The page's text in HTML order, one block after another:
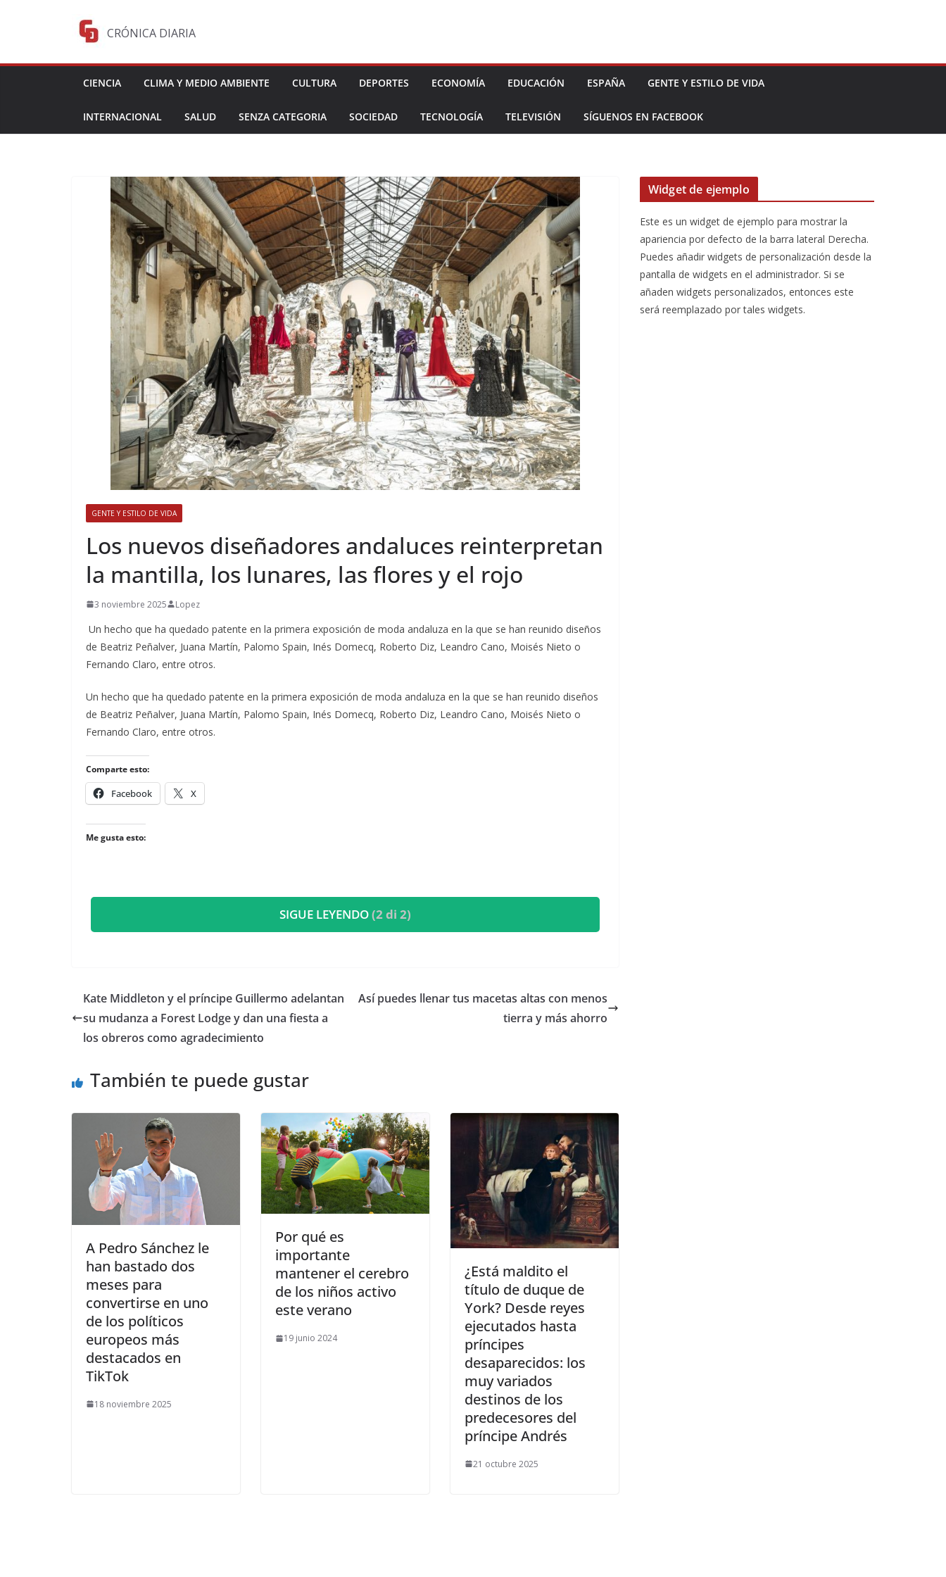
CRÓNICA DIARIA
CIENCIA CLIMA Y MEDIO AMBIENTE CULTURA DEPORTES ECONOMÍA EDUCACIÓN ESPAÑA GENTE Y ESTILO DE VIDA
INTERNACIONAL SALUD SENZA CATEGORIA SOCIEDAD TECNOLOGÍA TELEVISIÓN SÍGUENOS EN FACEBOOK
GENTE Y ESTILO DE VIDA
​Los nuevos diseñadores andaluces reinterpretan
la mantilla, los lunares, las flores y el rojo
3 noviembre 2025 Lopez
Un hecho que ha quedado patente en la primera exposición de moda andaluza en la que se han reunido diseños
de Beatriz Peñalver, Juana Martín, Palomo Spain, Inés Domecq, Roberto Diz, Leandro Cano, Moisés Nieto o
Fernando Claro, entre otros.
​Un hecho que ha quedado patente en la primera exposición de moda andaluza en la que se han reunido diseños
de Beatriz Peñalver, Juana Martín, Palomo Spain, Inés Domecq, Roberto Diz, Leandro Cano, Moisés Nieto o
Fernando Claro, entre otros.
Comparte esto:
Facebook X
Me gusta esto:
SIGUE LEYENDO(2 di 2)
​Kate Middleton y el príncipe Guillermo adelantan
su mudanza a Forest Lodge y dan una fiesta a
los obreros como agradecimiento
Así puedes llenar tus macetas altas con menos
tierra y más ahorro
También te puede gustar
​A Pedro Sánchez le
han bastado dos
meses para
convertirse en uno
de los políticos
europeos más
destacados en
TikTok
18 noviembre 2025
​Por qué es
importante
mantener el cerebro
de los niños activo
este verano
19 junio 2024
​¿Está maldito el
título de duque de
York? Desde reyes
ejecutados hasta
príncipes
desaparecidos: los
muy variados
destinos de los
predecesores del
príncipe Andrés
21 octubre 2025
Widget de ejemplo
Este es un widget de ejemplo para mostrar la
apariencia por defecto de la barra lateral Derecha.
Puedes añadir widgets de personalización desde la
pantalla de widgets en el administrador. Si se
añaden widgets personalizados, entonces este
será reemplazado por tales widgets.